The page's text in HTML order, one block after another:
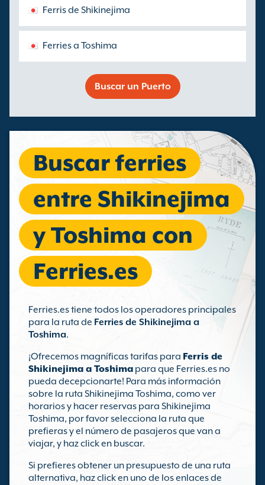
Ferris de Shikinejima
Ferries a Toshima
Buscar un Puerto
Buscar ferries
entre Shikinejima
y Toshima con
Ferries.es
Ferries.es tiene todos los operadores principales
para la ruta de Ferries de Shikinejima a
Toshima.
¡Ofrecemos magníficas tarifas para Ferris de
Shikinejima a Toshima para que Ferries.es no
pueda decepcionarte! Para más información
sobre la ruta Shikinejima Toshima, como ver
horarios y hacer reservas para Shikinejima
Toshima, por favor selecciona la ruta que
prefieras y el número de pasajeros que van a
viajar, y haz click en buscar.
Si prefieres obtener un presupuesto de una ruta
alternativa, haz click en uno de los enlaces de